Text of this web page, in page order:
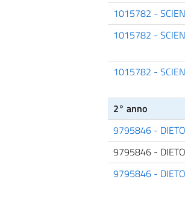
1015782 -
1015782 -
1015782 -
2° anno
9795846 -
9795846 -
9795846 -